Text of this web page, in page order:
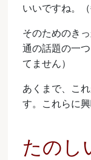
いいですね。
そのためのき
通の話題の一
てません）
あくまで、こ
す。これらに
たのし